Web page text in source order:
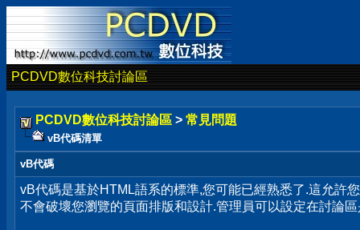
PCDVD數位科技討論區
PCDVD數位科技討論區 > 常見問題
vB代碼清單
vB代碼
vB代碼是基於HTML語系的標準,您可能已經熟悉了.這允許
不會破壞您瀏覽的頁面排版和設計.管理員可以設定在討論